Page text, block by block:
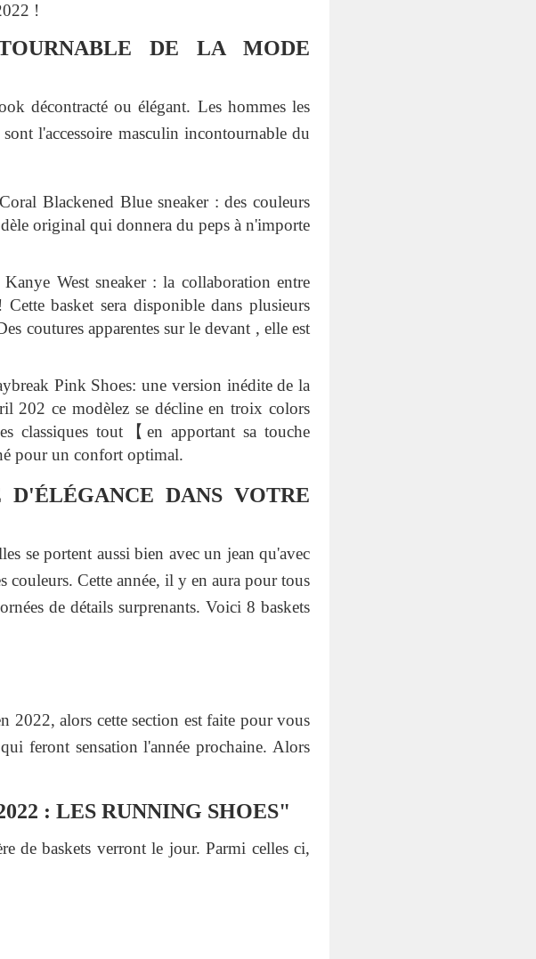
!
DE LA MODE
décontracté ou élégant. Les hommes les
l'accessoire masculin incontournable du
Blackened Blue sneaker : des couleurs
original qui donnera du peps à n'importe
West sneaker : la collaboration entre
basket sera disponible dans plusieurs
coutures apparentes sur le devant , elle est
Pink Shoes: une version inédite de la
202 ce modèlez se décline en troix colors
classiques tout【en apportant sa touche
pour un confort optimal.
DANS VOTRE
se portent aussi bien avec un jean qu'avec
couleurs. Cette année, il y en aura pour tous
de détails surprenants. Voici 8 baskets
2022, alors cette section est faite pour vous
feront sensation l'année prochaine. Alors
: LES RUNNING SHOES"
de baskets verront le jour. Parmi celles ci,